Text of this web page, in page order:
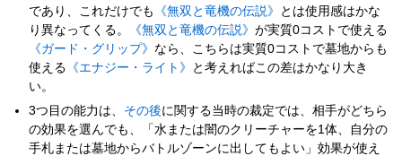
であり、これだけでも
《無双と竜機の伝説》
とは使用感はかな
り異なってくる。
《無双と竜機の伝説》が実質0コストで使える
《ガード・グリップ》 なら、こちらは実質0コストで墓地からも
使える 《エナジー・ライト》
と考えればこの差はかなり大き
い。
3つ目の能力は、 その後に関する当時の裁定では、相手がどちら
の効果を選んでも、「水または闇のクリーチャーを1体、自分の
手札または墓地からバトルゾーンに出してもよい」効果が使え